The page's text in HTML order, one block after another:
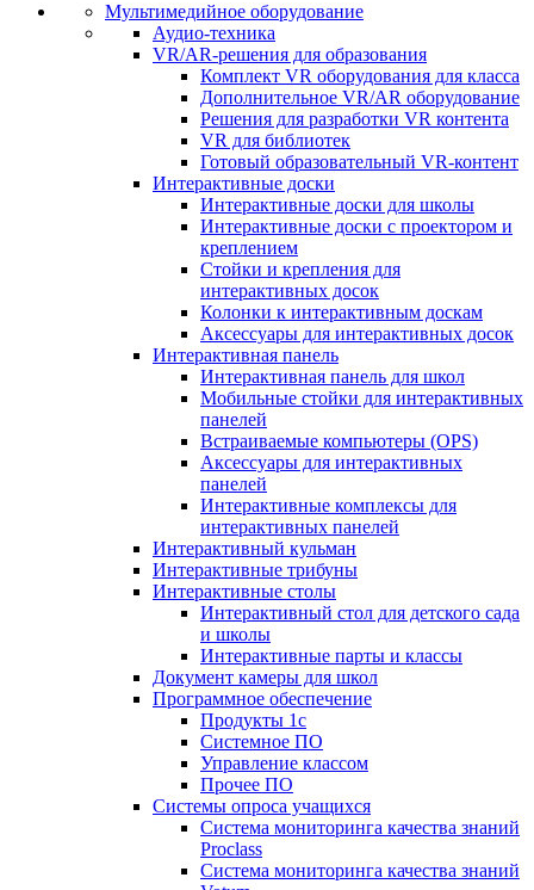
Мультимедийное оборудование
Аудио-техника
VR/AR-решения для образования
Комплект VR оборудования для класса
Дополнительное VR/AR оборудование
Решения для разработки VR контента
VR для библиотек
Готовый образовательный VR-контент
Интерактивные доски
Интерактивные доски для школы
Интерактивные доски с проектором и
креплением
Стойки и крепления для
интерактивных досок
Колонки к интерактивным доскам
Аксессуары для интерактивных досок
Интерактивная панель
Интерактивная панель для школ
Мобильные стойки для интерактивных
панелей
Встраиваемые компьютеры (OPS)
Аксессуары для интерактивных
панелей
Интерактивные комплексы для
интерактивных панелей
Интерактивный кульман
Интерактивные трибуны
Интерактивные столы
Интерактивный стол для детского сада
и школы
Интерактивные парты и классы
Документ камеры для школ
Программное обеспечение
Продукты 1с
Системное ПО
Управление классом
Прочее ПО
Системы опроса учащихся
Система мониторинга качества знаний
Proclass
Система мониторинга качества знаний